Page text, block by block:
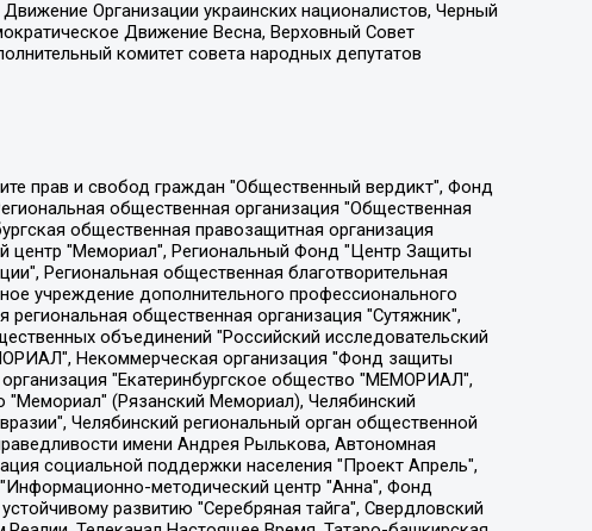
Организации украинских националистов, Черный
Движение Весна, Верховный Совет
комитет совета народных депутатов
Гималова Регина Эмилевна, Григорьев Андрей Валерьевич, Григорьева Алина Александровна, Ассоциация по содействию защите прав призывников, альтернативнослужащих и военнослужащих "Правозащитная группа "Гражданин.Армия.Право", Хисамова Регина Фаритовна, Автономная некоммерческая организация по реализации социально-правовых программ "Лилит", Дальневосточное общественное движение "Маяк", Санкт-Петербургская ЛГБТ-инициативная группа "Выход", Инициативная группа ЛГБТ+ "Реверс", Алексеев Андрей Викторович, Бекбулатова Таисия Львовна, Беляев Иван Михайлович, Владыкина Елена Сергеевна, Гельман Марат Александрович, Никульшина Вероника Юрьевна, Толоконникова Надежда Андреевна, Шендерович Виктор Анатольевич, Общество с ограниченной ответственностью "Данное сообщение", Общество с ограниченной ответственностью Издательский дом "Новая глава", Айнбиндер Александра Александровна, Московский комьюнити-центр для ЛГБТ+инициатив, Благотворительный фонд развития филантропии, Deutsche Welle (Германия, Kurt-Schumacher-Strasse 3, 53113 Bonn), Борзунова Мария Михайловна, Воробьев Виктор Викторович, Голубева Анна Львовна, Константинова Алла Михайловна, Малкова Ирина Владимировна, Мурадов Мурад Абдулгалимович, Осетинская Елизавета Николаевна, Понасенков Евгений Николаевич, Ганапольский Матвей Юрьевич, Киселев Евгений Алексеевич, Борухович Ирина Григорьевна, Дремин Иван Тимофеевич, Дубровский Дмитрий Викторович, Красноярская региональная общественная организация поддержки и развития альтернативных образовательных технологий и межкультурных коммуникаций "ИНТЕРРА", Маяковская Екатерина Алексеевна, Фейгин Марк Захарович, Филимонов Андрей Викторович, Дзугкоева Регина Николаевна, Доброхотов Роман Александрович, Дудь Юрий Александрович, Елкин Сергей Владимирович, Кругликов Кирилл Игоревич, Сабунаева Мария Леонидовна, Семенов Алексей Владимирович, Шаинян Карен Багратович, Шульман Екатерина Михайловна, Асафьев Артур Валерьевич, Вахштайн Виктор Семенович, Венедиктов Алексей Алексеевич, Лушникова Екатерина Евгеньевна, Волков Леонид Михайлович, Невзоров Александр Глебович, Пархоменко Сергей Борисович, Сироткин Ярослав Николаевич, Кара-Мурза Владимир Владимирович, Баранова Наталья Владимировна, Гозман Леонид Яковлевич, Кагарлицкий Борис Юльевич, Климарев Михаил Валерьевич, Милов Владимир Станиславович, Автономная некоммерческая организация Краснодарский центр современного искусства "Типография", Моргенштерн Алишер Тагирович, Соболь Любовь Эдуардовна, Общество с ограниченной ответственностью "ЛИЗА НОРМ", Каспаров Гарри Кимович, Ходорковский Михаил Борисович, Общество с ограниченной ответственностью "Апрельские тезисы", Данилович Ирина Брониславовна, Кашин Олег Владимирович, Петров Николай Владимирович, Пивоваров Алексей Владимирович, Соколов Михаил Владимирович, Цветкова Юлия Владимировна, Чичваркин Евгений Александрович, Комитет против пыток/Команда против пыток, Общество с ограниченной ответственностью "Первый научный", Общество с ограниченной ответственностью "Вертолет и ко", Белоцерковская Вероника Борисовна, Кац Максим Евгеньевич, Лазарева Татьяна Юрьевна, Шаведдинов Руслан Табризович, Яшин Илья Валерьевич, Общество с ограниченной ответственностью "Иноагент ААВ", Алешковский Дмитрий Петрович, Альбац Евгения Марковна, Быков Дмитрий Львович, Галямина Юлия Евгеньевна, Лойко Сергей Леонидович, Мартынов Кирилл Константинович, Медведев Сергей Александрович, Крашенинников Федор Геннадиевич, Гордеева Катерина Вл